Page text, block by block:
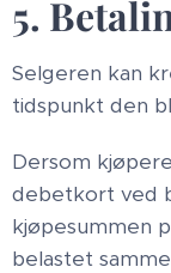
5.
Selgeren kan
tidspunkt den
Dersom
debetkort ved
kjøpesummen
belastet